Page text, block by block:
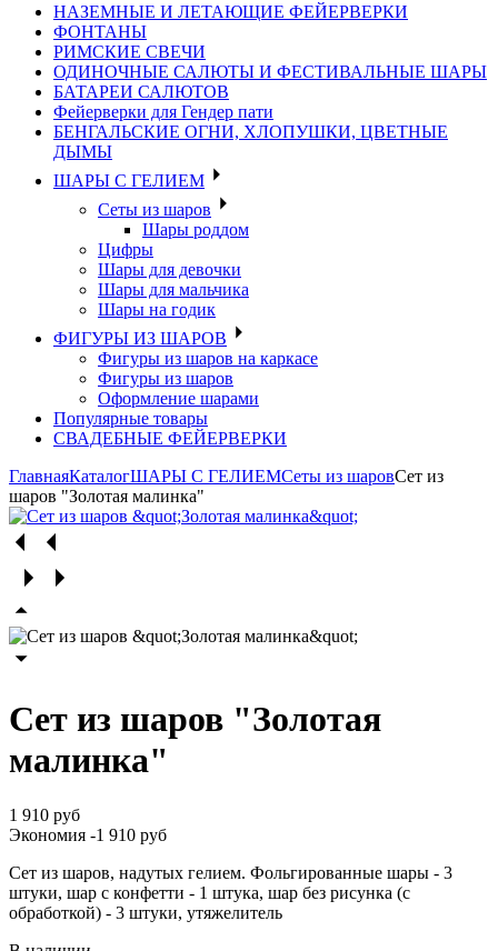
НАЗЕМНЫЕ И ЛЕТАЮЩИЕ ФЕЙЕРВЕРКИ
ФОНТАНЫ
РИМСКИЕ СВЕЧИ
ОДИНОЧНЫЕ САЛЮТЫ И ФЕСТИВАЛЬНЫЕ ШАРЫ
БАТАРЕИ САЛЮТОВ
Фейерверки для Гендер пати
БЕНГАЛЬСКИЕ ОГНИ, ХЛОПУШКИ, ЦВЕТНЫЕ
ДЫМЫ
ШАРЫ С ГЕЛИЕМ
Сеты из шаров
Шары роддом
Цифры
Шары для девочки
Шары для мальчика
Шары на годик
ФИГУРЫ ИЗ ШАРОВ
Фигуры из шаров на каркасе
Фигуры из шаров
Оформление шарами
Популярные товары
СВАДЕБНЫЕ ФЕЙЕРВЕРКИ
ГлавнаяКаталогШАРЫ С ГЕЛИЕМСеты из шаровСет из
шаров "Золотая малинка"
Сет из шаров "Золотая
малинка"
1 910 руб
Экономия -1 910 руб
Сет из шаров, надутых гелием. Фольгированные шары - 3
штуки, шар с конфетти - 1 штука, шар без рисунка (с
обработкой) - 3 штуки, утяжелитель